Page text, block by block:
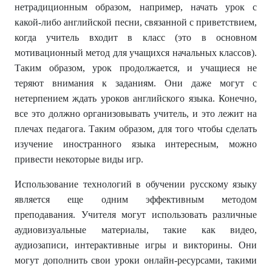
нетрадиционным образом, например, начать урок с
какой-либо английской песни, связанной с приветствием,
когда учитель входит в класс (это в основном
мотивационный метод для учащихся начальных классов).
Таким образом, урок продолжается, и учащиеся не
теряют внимания к заданиям. Они даже могут с
нетерпением ждать уроков английского языка. Конечно,
все это должно организовывать учитель, и это лежит на
плечах педагога. Таким образом, для того чтобы сделать
изучение иностранного языка интересным, можно
привести некоторые виды игр.
Использование технологий в обучении русскому языку
является еще одним эффективным методом
преподавания. Учителя могут использовать различные
аудиовизуальные материалы, такие как видео,
аудиозаписи, интерактивные игры и викторины. Они
могут дополнить свои уроки онлайн-ресурсами, такими